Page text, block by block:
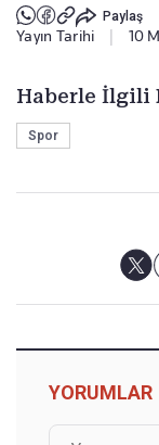
Paylaş
Yayın Tarihi 10
Haberle İlgili
Spor
YORUMLAR